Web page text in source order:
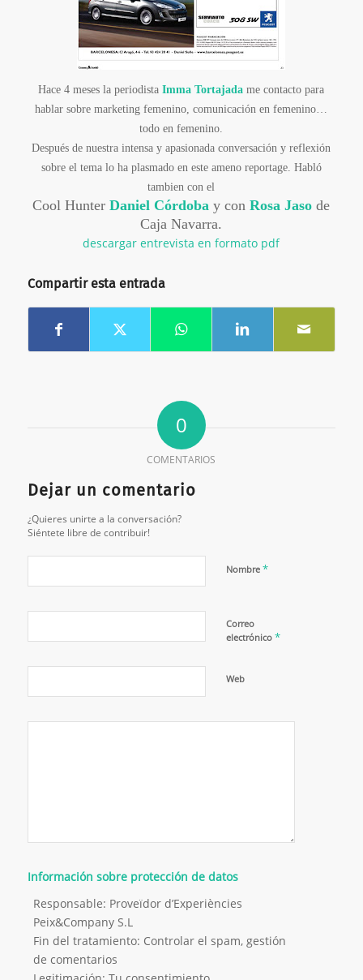
Hace 4 meses la periodistaImma Tortajada me contacto para
hablar sobremarketing femenino, comunicación en femenino…
todo en femenino.
Después de nuestra intensa y apasionada conversación y reflexión
sobre el tema lo ha plasmado en este ameno reportage. Habló
tambien con el
Cool Hunter Daniel Córdoba y conRosa Jaso de
Caja Navarra.
descargar entrevista en formato pdf
Compartir esta entrada
0
COMENTARIOS
Dejar un comentario
¿Quieres unirte a la conversación?
Siéntete libre de contribuir!
Nombre *
Correo
electrónico *
Web
Información sobre protección de datos
Responsable: Proveïdor d’Experiències
Peix&Company S.L
Fin del tratamiento: Controlar el spam, gestión
de comentarios